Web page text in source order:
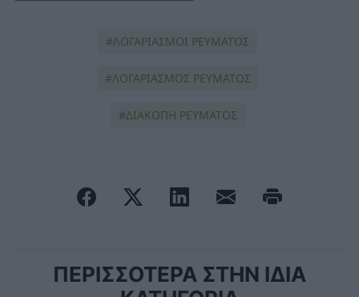
ΛΟΓΑΡΙΑΣΜΟΙ ΡΕΥΜΑΤΟΣ
ΛΟΓΑΡΙΑΣΜΟΣ ΡΕΥΜΑΤΟΣ
ΔΙΑΚΟΠΗ ΡΕΥΜΑΤΟΣ
ΠΕΡΙΣΣΟΤΕΡΑ ΣΤΗΝ ΙΔΙΑ